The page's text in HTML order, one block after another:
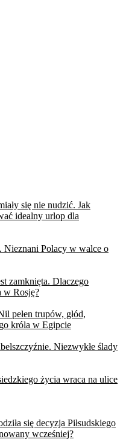
się nie nudzić. Jak
idealny urlop dla
Nieznani Polacy w walce o
zamknięta. Dlaczego
w Rosję?
pełen trupów, głód,
króla w Egipcie
Niezwykłe ślady
życia wraca na ulice
się decyzja Piłsudskiego
wcześniej?